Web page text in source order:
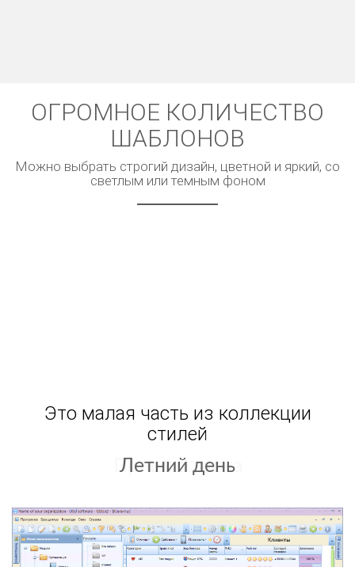
ОГРОМНОЕ КОЛИЧЕСТВО
ШАБЛОНОВ
Можно выбрать строгий дизайн, цветной и яркий, со
светлым или темным фоном
Это малая часть из коллекции
стилей
Летний день